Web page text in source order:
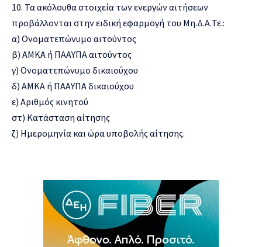
10. Τα ακόλουθα στοιχεία των ενεργών αιτήσεων
προβάλλονται στην ειδική εφαρμογή του Μη.Δ.Α.Τε.:
α) Ονοματεπώνυμο αιτούντος
β) ΑΜΚΑ ή ΠΑΑΥΠΑ αιτούντος
γ) Ονοματεπώνυμο δικαιούχου
δ) ΑΜΚΑ ή ΠΑΑΥΠΑ δικαιούχου
ε) Αριθμός κινητού
στ) Κατάσταση αίτησης
ζ) Ημερομηνία και ώρα υποβολής αίτησης.